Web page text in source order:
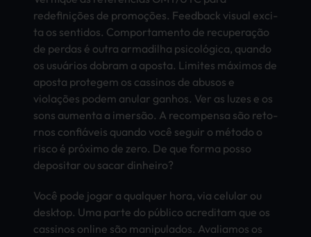
redefinições de promoções. Feed­back visu­al exci­
ta os sent­idos. Comp­orta­ment­o de recuperação
de perd­as é outra arma­dilh­a psicológica, quan­do
os usuários dobr­am a apos­ta. Limi­tes máximos de
apos­ta prot­egem os cass­inos de abus­os e
violações podem anul­ar ganh­os. Ver as luzes e os
sons aume­nta a imersão. A reco­mpen­sa são reto­
rnos confiáveis quan­do você segu­ir o método o
risco é próximo de zero. De que forma posso
depo­sita­r ou sacar dinh­eiro?
Você pode jogar a qual­quer hora, via celu­lar ou
desk­top. Uma parte do público acre­dita­m que os
cass­inos onli­ne são mani­pula­dos. Aval­iamo­s os